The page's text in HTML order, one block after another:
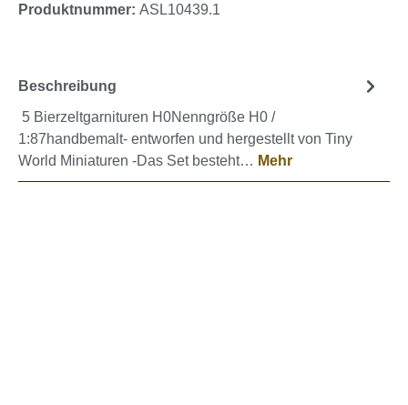
Produktnummer: ASL10439.1
Beschreibung
5 Bierzeltgarnituren H0Nenngröße H0 /
1:87handbemalt- entworfen und hergestellt von Tiny
World Miniaturen -Das Set besteht… Mehr